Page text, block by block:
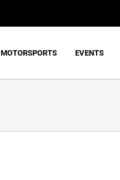
MOTORSPORTS EVENTS